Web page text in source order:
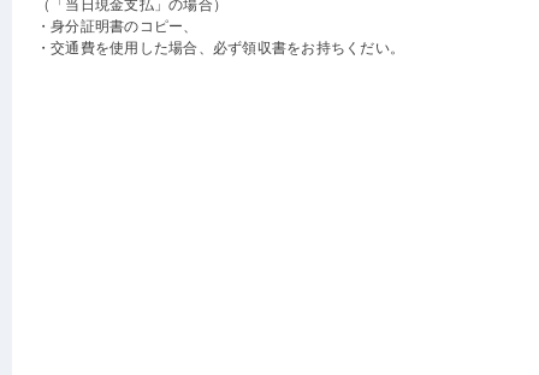
（「当日現金支払」の場合）
・身分証明書のコピー、
・交通費を使用した場合、必ず領収書をお持ちくだい。